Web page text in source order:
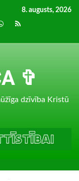
8. augusts, 2026
RSS
✞
dzīvība Kristū